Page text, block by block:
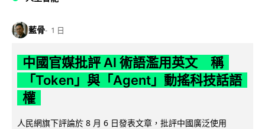
藍骨 1 日
中國官媒批評 AI 術語濫用英文 稱
「Token」與「Agent」動搖科技話語
權
人民網旗下評論於 8 月 6 日發表文章，批評中國廣泛使用